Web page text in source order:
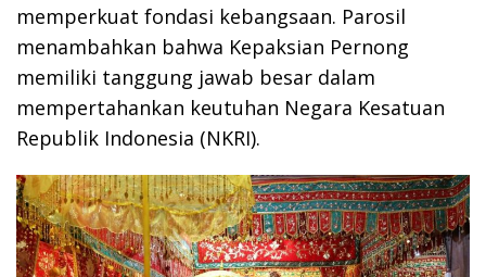
memperkuat fondasi kebangsaan. Parosil
menambahkan bahwa Kepaksian Pernong
memiliki tanggung jawab besar dalam
mempertahankan keutuhan Negara Kesatuan
Republik Indonesia (NKRI).